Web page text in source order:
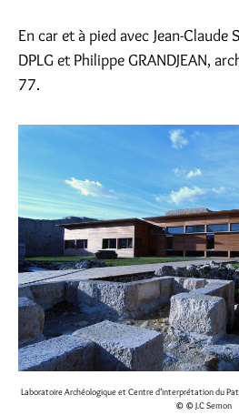
En car et à pied avec Jean-Claude
DPLG et Philippe GRANDJEAN,
77.
Laboratoire Archéologique et Centre d’interprétation du
© © J.C Semon